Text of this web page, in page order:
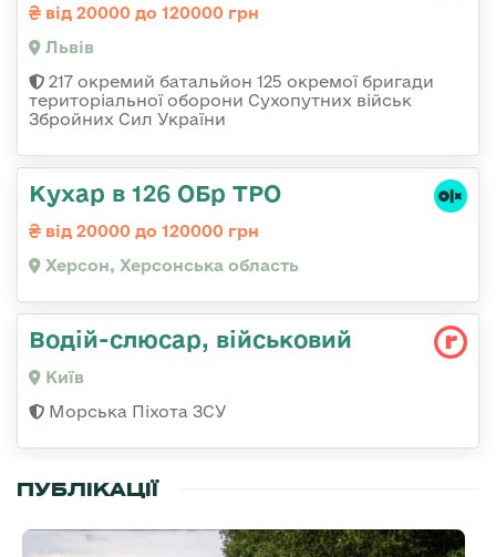
від 20000 до 120000 грн
Львів
217 окремий батальйон 125 окремої бригади
територіальної оборони Сухопутних військ
Збройних Сил України
Кухар в 126 ОБр ТРО
від 20000 до 120000 грн
Херсон, Херсонська область
Водій-слюсаp, військовий
Київ
Морська Піхота ЗСУ
ПУБЛІКАЦІЇ